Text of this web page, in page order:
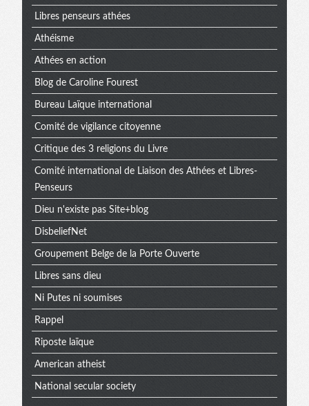
Libres penseurs athées
Athéisme
Athées en action
Blog de Caroline Fourest
Bureau Laïque international
Comité de vigilance citoyenne
Critique des 3 religions du Livre
Comité international de Liaison des Athées et Libres-
Penseurs
Dieu n'existe pas Site+blog
DisbeliefNet
Groupement Belge de la Porte Ouverte
Libres sans dieu
Ni Putes ni soumises
Rappel
Riposte laïque
American atheist
National secular society